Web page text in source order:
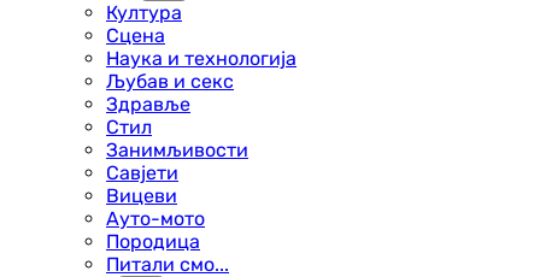
Култура
Сцена
Наука и технологија
Љубав и секс
Здравље
Стил
Занимљивости
Савјети
Вицеви
Ауто-мото
Породица
Питали смо...